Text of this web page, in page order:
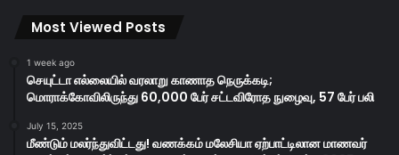
Most Viewed Posts
1 week ago
செயுட்டா எல்லையில் வரலாறு காணாத நெருக்கடி;
மொராக்கோவிலிருந்து 60,000 பேர் சட்டவிரோத நுழைவு, 57 பேர் பலி
July 15, 2025
மீண்டும் மலர்ந்துவிட்டது! வணக்கம் மலேசியா ஏற்பாட்டிலான மாணவர்